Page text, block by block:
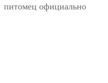
питомец официально